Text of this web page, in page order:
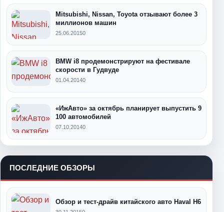
Mitsubishi, Nissan, Toyota отзывают более 3
миллионов машин
25.06.20150
BMW i8 продемонстрируют на фестивале
скорости в Гудвуде
01.04.20140
«ИжАвто» за октябрь планирует выпустить 9
100 автомобилей
07.10.20140
ПОСЛЕДНИЕ ОБЗОРЫ
Обзор и тест-драйв китайского авто Haval H6